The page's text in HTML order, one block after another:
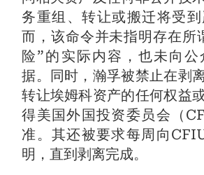
务重组、转让或搬迁将受
而，该命令并未指明存在所
险”的实际内容，也未向公
据。同时，瀚孚被禁止在剥
转让埃姆科资产的任何权益
得美国外国投资委员会（
准。其还被要求每周向
明，直到剥离完成。